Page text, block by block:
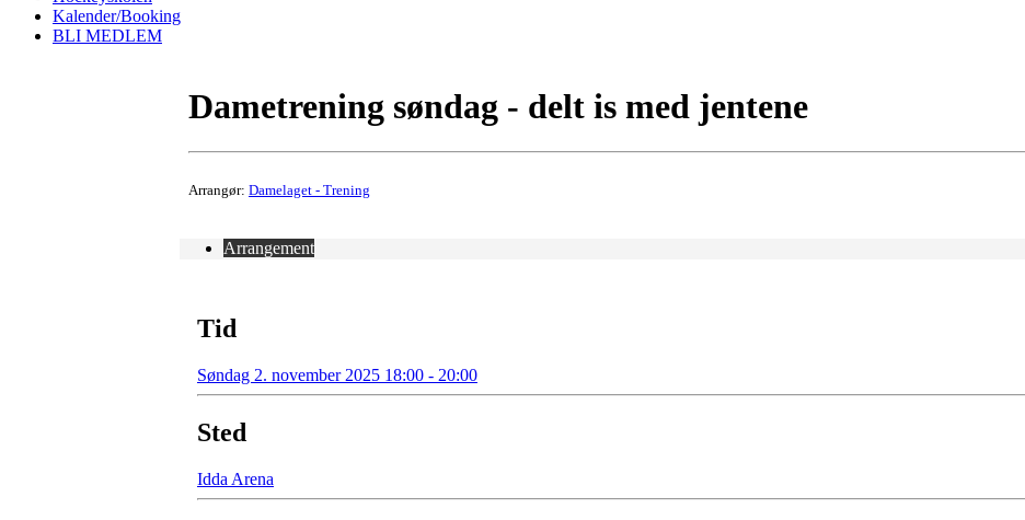
Kalender/Booking
BLI MEDLEM
Dametrening søndag - delt is med jentene
Arrangør: Damelaget - Trening
Arrangement
Tid
Søndag 2. november 2025 18:00 - 20:00
Sted
Idda Arena